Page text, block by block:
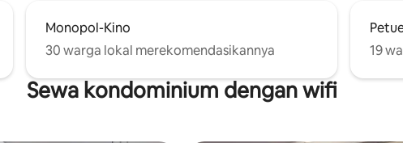
Monopol-Kino
30 warga lokal merekomendasikannya
19
Sewa kondominium dengan wifi